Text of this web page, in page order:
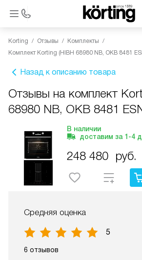
Korting Отзывы
Комплекты
Комплект Korting (HIBH 68980 NB, OKB 8481
Назад к описанию товара
Отзывы на комплект
68980 NB, OKB 8481
В наличии
доставим за 1-4
248 480 руб.
Средняя оценка
5
6 отзывов